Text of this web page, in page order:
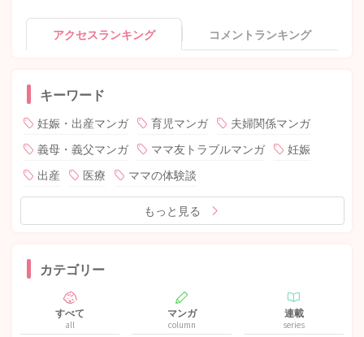
アクセスランキング コメントランキング
キーワード
妊娠・出産マンガ 育児マンガ
夫婦関係マンガ
義母・義父マンガ
ママ友トラブルマンガ
妊娠
出産
医療 ママの体験談
もっと見る
カテゴリー
すべて
all
マンガ
column
連載
series